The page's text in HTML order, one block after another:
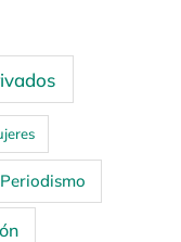
Periodismo